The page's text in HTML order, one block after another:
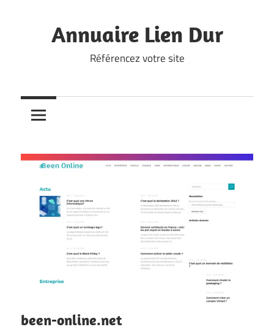
contentAnnuaire Lien Dur
Référencez votre site
been-online.net